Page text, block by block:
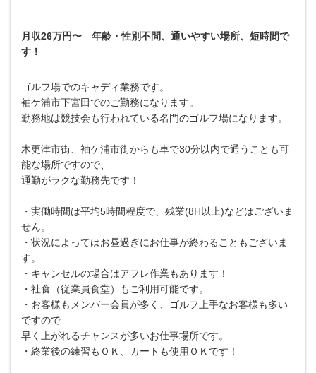
月収26万円〜 年齢・性別不問、通いやすい場所、短時間で
す！
ゴルフ場でのキャディ業務です。
袖ケ浦市下宮田でのご勤務になります。
勤務地は競技会も行われている名門のゴルフ場になります。
木更津市街、袖ケ浦市街からも車で30分以内で通うことも可
能な場所ですので、
通勤がラクな勤務先です！
・実働時間は平均5時間程度で、残業(8H以上)などはございま
せん。
・状況によってはお昼過ぎにお仕事が終わることもございま
す。
・キャンセルの場合はアフレ作業もあります！
・社食（従業員食堂）もご利用可能です。
・お客様もメンバー会員が多く、ゴルフ上手なお客様も多い
ですので
早く上がれるチャンスが多いお仕事場所です。
・終業後の練習もＯＫ、カートも使用ＯＫです！